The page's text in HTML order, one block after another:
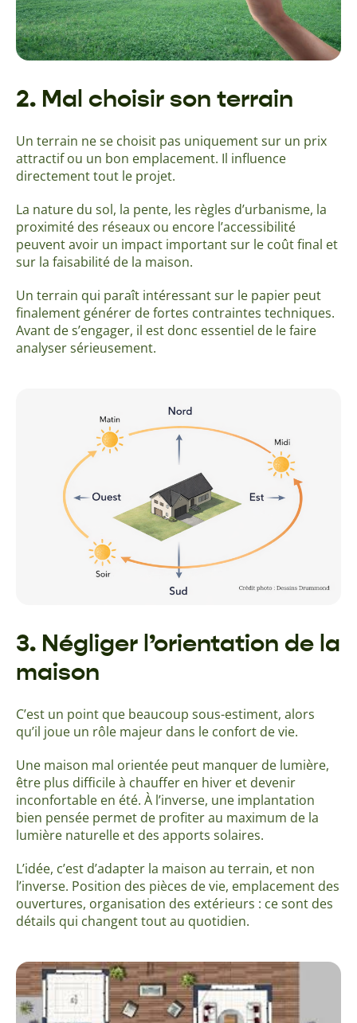
2. Mal choisir son terrain
Un terrain ne se choisit pas uniquement sur un prix
attractif ou un bon emplacement. Il influence
directement tout le projet.
La nature du sol, la pente, les règles d’urbanisme, la
proximité des réseaux ou encore l’accessibilité
peuvent avoir un impact important sur le coût final et
sur la faisabilité de la maison.
Un terrain qui paraît intéressant sur le papier peut
finalement générer de fortes contraintes techniques.
Avant de s’engager, il est donc essentiel de le faire
analyser sérieusement.
3. Négliger l’orientation de la
maison
C’est un point que beaucoup sous-estiment, alors
qu’il joue un rôle majeur dans le confort de vie.
Une maison mal orientée peut manquer de lumière,
être plus difficile à chauffer en hiver et devenir
inconfortable en été. À l’inverse, une implantation
bien pensée permet de profiter au maximum de la
lumière naturelle et des apports solaires.
L’idée, c’est d’adapter la maison au terrain, et non
l’inverse. Position des pièces de vie, emplacement des
ouvertures, organisation des extérieurs : ce sont des
détails qui changent tout au quotidien.